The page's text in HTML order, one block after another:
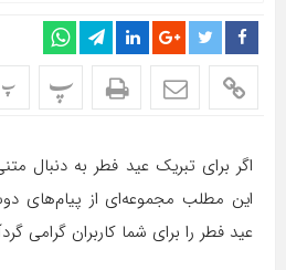
پ پ
اگر برای تبریک عید فطر به دنبال
این مطلب مجموعه‌ای از پیام‌های
عید فطر را برای شما کاربران گرامی